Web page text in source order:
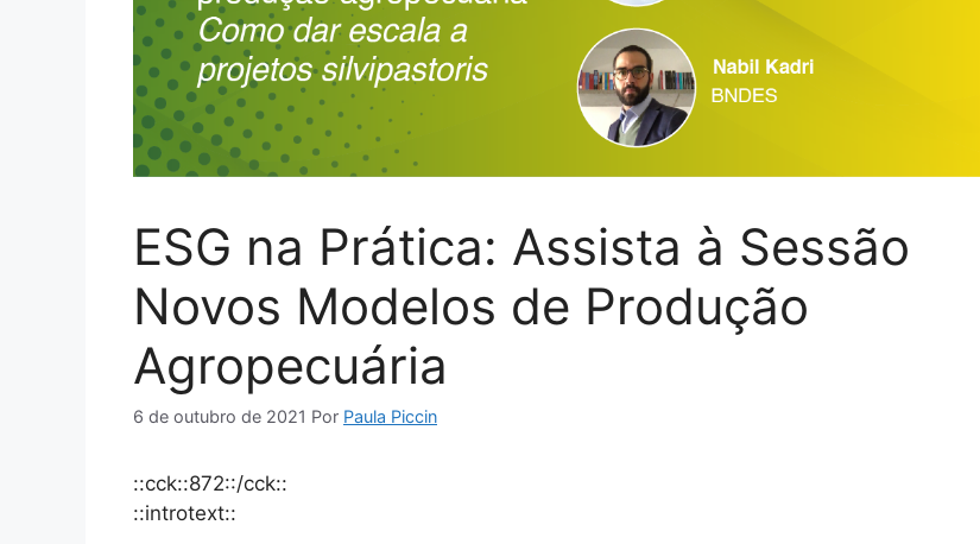
ESG na Prática: Assista à Sessão
Novos Modelos de Produção
Agropecuária
6 de outubro de 2021 Por Paula Piccin
::cck::872::/cck::
::introtext::